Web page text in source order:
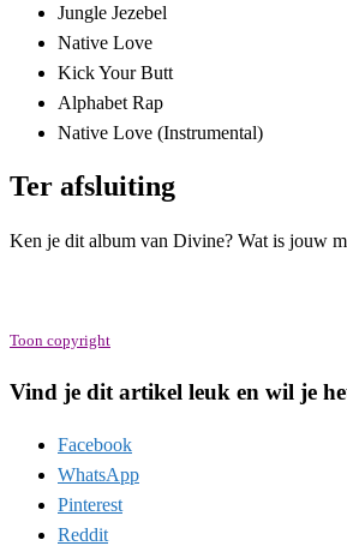
Jungle Jezebel
Native Love
Kick Your Butt
Alphabet Rap
Native Love (Instrumental)
Ter afsluiting
Ken je dit album van Divine? Wat is jouw
Toon copyright
Vind je dit artikel leuk en wil je
Facebook
WhatsApp
Pinterest
Reddit